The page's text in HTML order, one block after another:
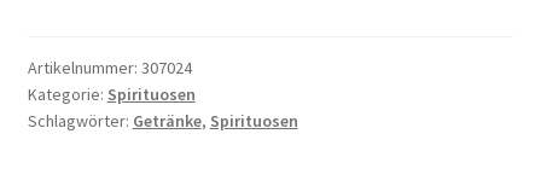
Artikelnummer: 307024
Kategorie: Spirituosen
Schlagwörter: Getränke, Spirituosen